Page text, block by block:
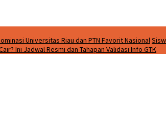
Universitas Riau dan PTN Favorit Nasional
Ini Jadwal Resmi dan Tahapan Validasi Info GTK